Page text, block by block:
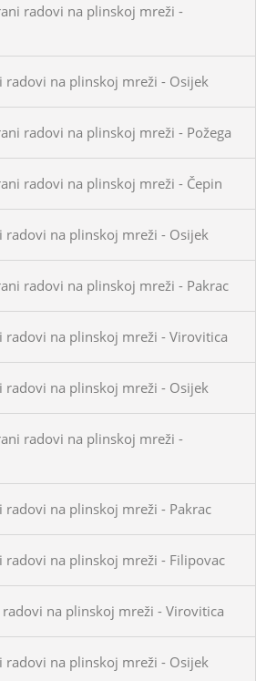
radovi na plinskoj mreži -
radovi na plinskoj mreži - Osijek
radovi na plinskoj mreži - Požega
radovi na plinskoj mreži - Čepin
na plinskoj mreži - Osijek
radovi na plinskoj mreži - Pakrac
radovi na plinskoj mreži - Virovitica
na plinskoj mreži - Osijek
radovi na plinskoj mreži -
na plinskoj mreži - Pakrac
radovi na plinskoj mreži - Filipovac
na plinskoj mreži - Virovitica
na plinskoj mreži - Osijek